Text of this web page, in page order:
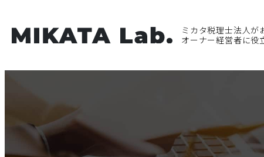
ミカタ税理士法人が
オーナー経営者に役